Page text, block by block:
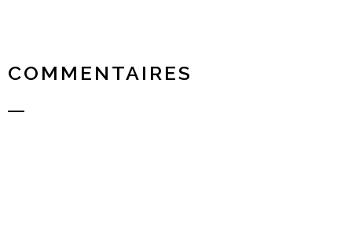
COMMENTAIRES